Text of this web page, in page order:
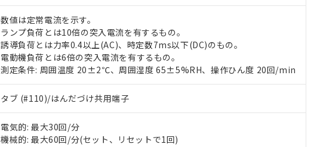
数値は定常電流を示す。
ランプ負荷とは10倍の突入電流を有するもの。
誘導負荷とは力率0.4以上(AC)、時定数7ms以下(DC)のもの。
電動機負荷とは6倍の突入電流を有するもの。
測定条件: 周囲温度 20±2℃、周囲湿度 65±5%RH、操作ひん度 20回/min
タブ (#110)/はんだづけ共用端子
電気的: 最大30回/分
機械的: 最大60回/分(セット、リセットで1回)
ご利用条件
以下の条件をお読みいただき、同意のうえご利用ください。
本サービスは、当社制御機器事業取扱商品の当社在庫状況および標準価
※1 対応状況
対応済み：EU RoHS指令（10物質）の非含有に対応した製品が提供可能な
対応予定：EU RoHS指令（10物質）の非含有に対応した製品に切り替える予定
対応予定なし：EU RoHS指令（10物質）の非含有に非対応の商品で、対応品を
調査・確認中：EU RoHS指令（10物質）の非含有の対応状況を調査中または確
非該当品：ライセンス料など無形物で、有害物質有無と関係のない商品です。
仕入先様の事情により、非含有部品としていたものが、含有品と判明した場合
*EU RoHS指令（10物質）：
鉛(Pb) 1000ppm以下、 水銀(Hg) 1000ppm以下、 カドミウム(Cd) 100ppm以下、
※1 中国RoHS○×表
「○」：最大均質材料含有率が中国RoHSの基準値以下であることを示します。
「×」：最大均質材料含有率が中国RoHSの基準値を超えていることを示します
「－」：未確認です。当社販売部門へお問い合わせください。
当社は、これら貴社製品のうち、外国為替および外国貿易法に定める商品